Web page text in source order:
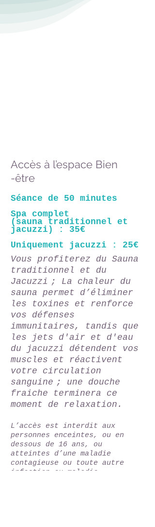
Accès à l’espace Bien
-être
Séance de 50 minutes
Spa complet
( sauna traditionnel et
jacuzzi) : 35€
Uniquement jacuzzi : 25€
Vous profiterez du Sauna
traditionnel et du
Jacuzzi ; La chaleur du
sauna permet d’éliminer
les toxines et renforce
vos défenses
immunitaires, tandis que
les jets d'air et d'eau
du jacuzzi détendent vos
muscles et réactivent
votre circulation
sanguine ; une douche
fraiche terminera ce
moment de relaxation.
L’accès est interdit aux
personnes enceintes, ou en
dessous de 16 ans, ou
atteintes d’une maladie
contagieuse ou toute autre
infection ou maladie